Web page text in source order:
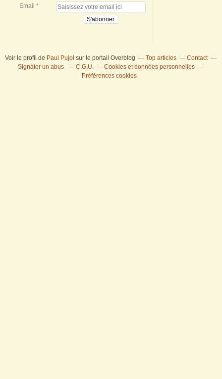
Email
Voir le profil de Paul Pujol sur le portail Overblog Top articles
Contact
Signaler un abus
C.G.U.
Cookies et données personnelles
Préférences cookies